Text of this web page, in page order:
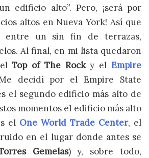
edificio alto”. Pero, ¡será por
altos en Nueva York! Así que
entre un sin fin de terrazas,
Al final, en mi lista quedaron
elTop of The Rocky elEmpire
decidí por el Empire State
el segundo edificio más alto de
momentos el edificio más alto
el One World Trade Center, el
en el lugar donde antes se
Gemelas) y, sobre todo,